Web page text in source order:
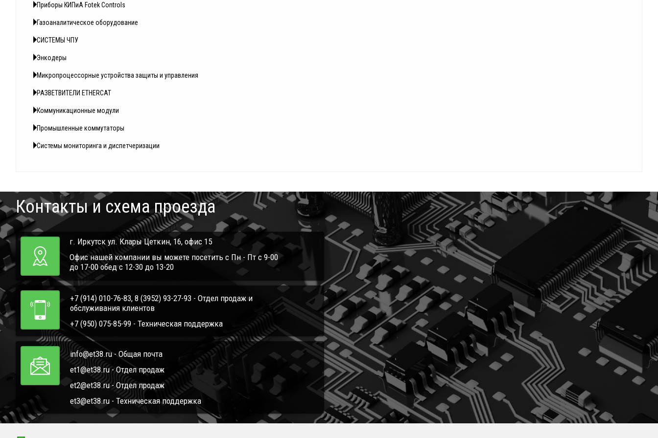
Приборы КИПиА Fotek Controls
Газоаналитическое оборудование
СИСТЕМЫ ЧПУ
Энкодеры
Микропроцессорные устройства защиты и управления
РАЗВЕТВИТЕЛИ ETHERCAT
Коммуникационные модули
Промышленные коммутаторы
Системы мониторинга и диспетчеризации
Контакты и схема проезда
г. Иркутск ул. Клары Цеткин, 16, офис 15
Офис нашей компании вы можете посетить с Пн - Пт с 9-00
до 17-00 обед с 12-30 до 13-20
+7 (914) 010-76-83, 8 (3952) 93-27-93 - Отдел продаж и
обслуживания клиентов
+7 (950) 075-85-99 - Техническая поддержка
info@et38.ru - Общая почта
et1@et38.ru - Отдел продаж
et2@et38.ru - Отдел продаж
et3@et38.ru - Техническая поддержка